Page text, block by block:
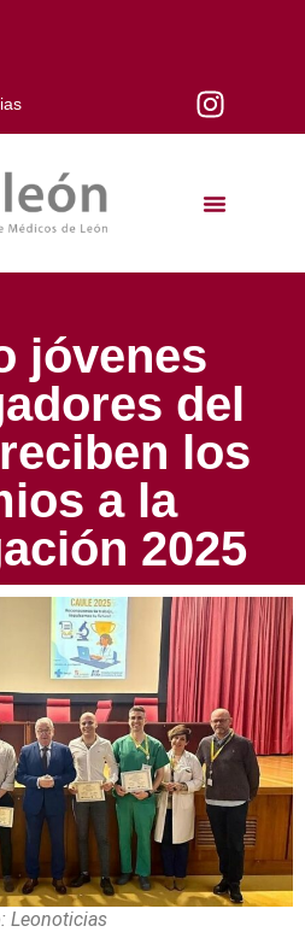
jóvenes
del
los
a la
2025
Leonoticias